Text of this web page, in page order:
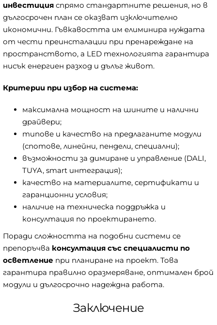
инвестиция спрямо стандартните решения, но в
дългосрочен план се оказват изключително
икономични. Гъвкавостта им елиминира нуждата
от чести преинсталации при пренареждане на
пространството, а LED технологията гарантира
нисък енергиен разход и дълъг живот.
Критерии при избор на система:
максимална мощност на шините и налични
драйвери;
типове и качество на предлаганите модули
(спотове, линейни, пендели, специални);
възможности за димиране и управление (DALI,
TUYA, smart интеграция);
качество на материалите, сертификати и
гаранционни условия;
наличие на техническа поддръжка и
консултация по проектирането.
Поради сложността на подобни системи се
препоръчва консултация със специалисти по
осветление при планиране на проект. Това
гарантира правилно оразмеряване, оптимален брой
модули и дългосрочно надеждна работа.
Заключение